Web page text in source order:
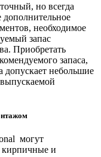
но всегда
дополнительное
необходимое
запас
Приобретать
запаса,
допускает небольшие
могут
кирпичные и